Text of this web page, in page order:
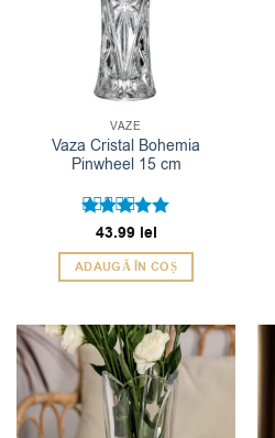
VAZE
Vaza Cristal Bohemia
Pinwheel 15 cm
Evaluat la
5din 5
43.99 lei
ADAUGĂ ÎN COȘ